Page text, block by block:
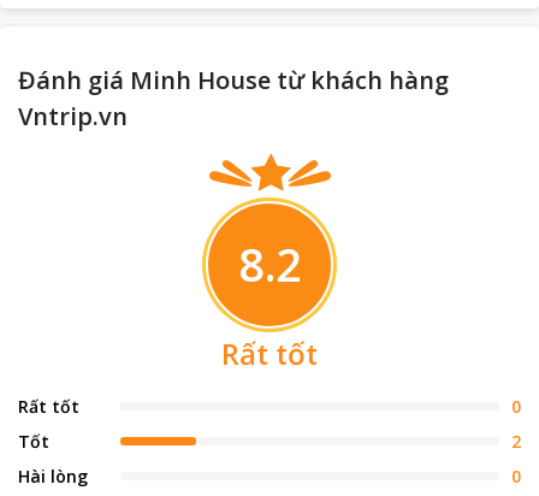
Đánh giá Minh House từ khách hàng
Vntrip.vn
8.2
Rất tốt
Rất tốt
0
Tốt
2
Hài lòng
0